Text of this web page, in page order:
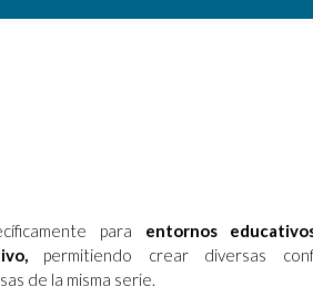
para entornos
permitiendo crear diversas
de la misma serie.